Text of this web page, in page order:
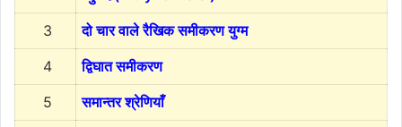
3
दो चार वाले रैखिक समीकरण युग्म
4
द्विघात समीकरण
5
समान्तर श्रेणियाँ